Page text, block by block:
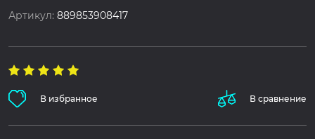
Артикул:889853908417
В избранное В сравнение